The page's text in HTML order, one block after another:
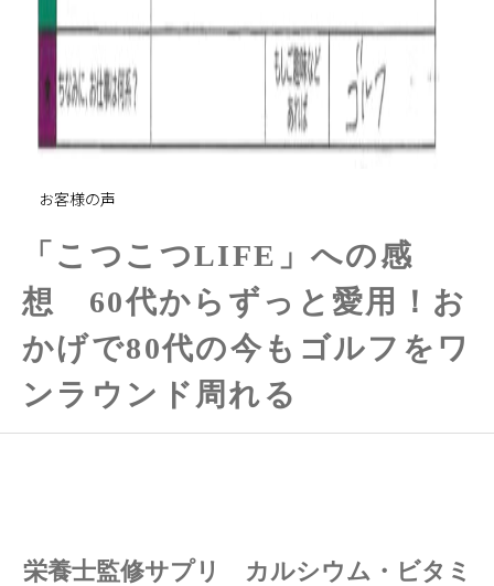
お客様の声
「こつこつLIFE」への感
想 60代からずっと愛用！お
かげで80代の今もゴルフをワ
ンラウンド周れる
栄養士監修サプリ カルシウム・ビタミ